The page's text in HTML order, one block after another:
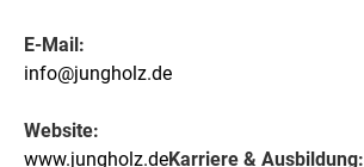
E-Mail:
info@jungholz.de
Website:
www.jungholz.deKarriere & Ausbildung: